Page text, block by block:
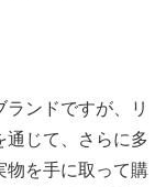
ンドですが、リ
通じて、さらに多
物を手に取って購